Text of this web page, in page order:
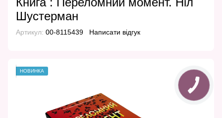
Шустерман
Артикул: 00-8115439 Написати відгук
НОВИНКА